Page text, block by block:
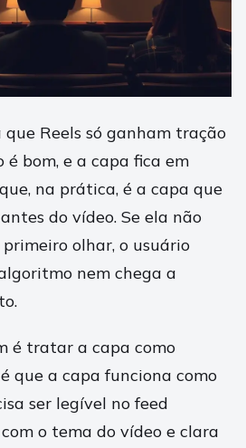
Reels só ganham tração
bom, e a capa fica em
na prática, é a capa que
do vídeo. Se ela não
olhar, o usuário
nem chega a
é tratar a capa como
que a capa funciona como
ser legível no feed
o tema do vídeo e clara